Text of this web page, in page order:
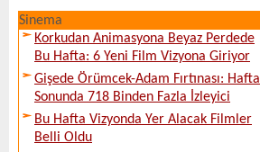
Sinema
Korkudan Animasyona Beyaz Perdede
Bu Hafta: 6 Yeni Film Vizyona Giriyor
Gişede Örümcek-Adam Fırtınası: Hafta
Sonunda 718 Binden Fazla İzleyici
Bu Hafta Vizyonda Yer Alacak Filmler
Belli Oldu